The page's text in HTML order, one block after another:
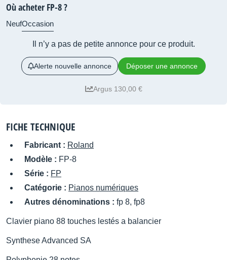
Où acheter FP-8 ?
NeufOccasion
Il n’y a pas de petite annonce pour ce produit.
Alerte nouvelle annonce Déposer une annonce
Argus 130,00 €
FICHE TECHNIQUE
Fabricant : Roland
Modèle : FP-8
Série : FP
Catégorie : Pianos numériques
Autres dénominations : fp 8, fp8
Clavier piano 88 touches lestés a balancier
Synthese Advanced SA